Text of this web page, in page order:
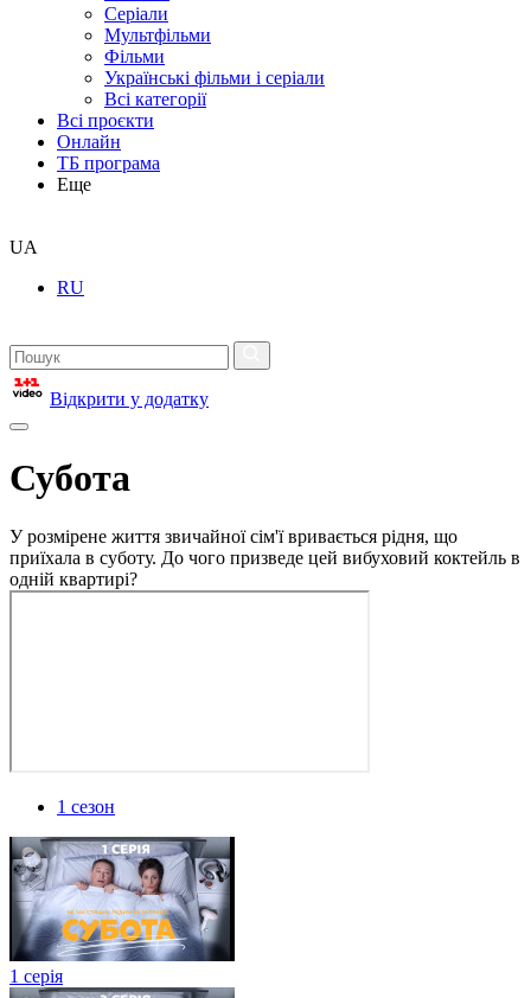
Серіали
Мультфільми
Фільми
Українські фільми і серіали
Всі категорії
Всі проєкти
Онлайн
ТБ програма
Еще
UA
RU
Відкрити у додатку
Субота
У розмірене життя звичайної сім'ї вривається рідня, що
приїхала в суботу. До чого призведе цей вибуховий коктейль в
одній квартирі?
1 сезон
1 серія